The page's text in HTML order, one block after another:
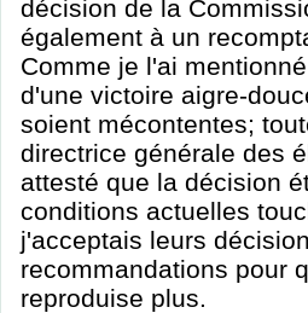
décision de la
également à un
Comme je l'ai
d'une victoire aigre-
soient mécontentes;
directrice générale des
attesté que la décision
conditions actuelles
j'acceptais leurs
recommandations pour
reproduise plus.